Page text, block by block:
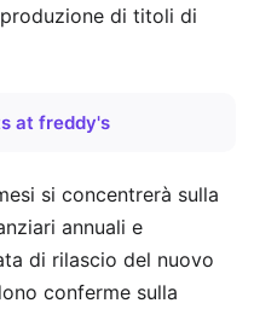
di titoli di
at freddy's
si concentrerà sulla
annuali e
di rilascio del nuovo
conferme sulla